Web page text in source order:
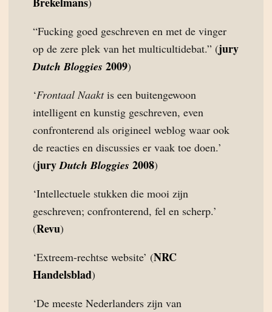
“Fucking goed geschreven en met de vinger
op de zere plek van het multicultidebat.” (jury
Dutch Bloggies 2009)
‘Frontaal Naaktis een buitengewoon
intelligent en kunstig geschreven, even
confronterend als origineel weblog waar ook
de reacties en discussies er vaak toe doen.’
(juryDutch Bloggies 2008)
‘Intellectuele stukken die mooi zijn
geschreven; confronterend, fel en scherp.’
(Revu)
‘Extreem-rechtse website’ (NRC
Handelsblad)
‘De meeste Nederlanders zijn van